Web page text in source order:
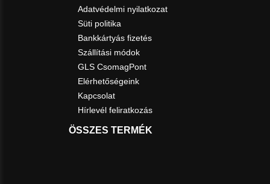
Adatvédelmi nyilatkozat
Süti politika
Bankkártyás fizetés
Szállítási módok
GLS CsomagPont
Elérhetőségeink
Kapcsolat
Hírlevél feliratkozás
ÖSSZES TERMÉK